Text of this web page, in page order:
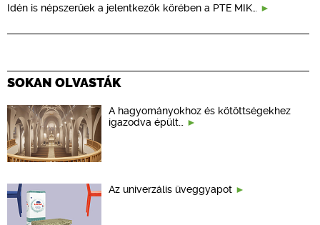
Idén is népszerűek a jelentkezők körében a PTE MIK…
SOKAN OLVASTÁK
A hagyományokhoz és kötöttségekhez
igazodva épült…
Az univerzális üveggyapot